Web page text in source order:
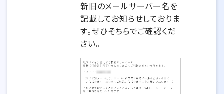
新旧のメールサーバー名を
記載してお知らせしておりま
す。ぜひそちらでご確認くだ
さい。